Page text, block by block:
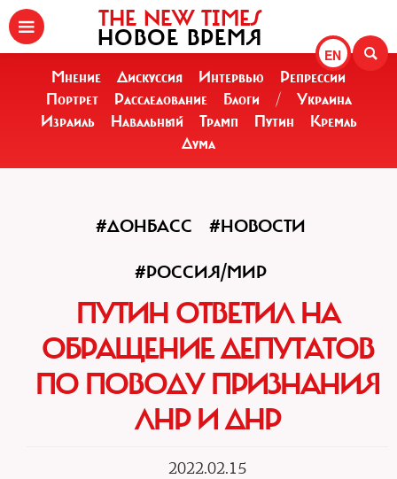
EN
THE NEW TIMES
НОВОЕ ВРЕМЯ
Мнение Дискуссия Интервью
Репрессии
Портрет
Расследование Блоги /
Украина
Израиль
Навальный Трамп Путин
Кремль
Дума
#ДОНБАСС #НОВОСТИ
#РОССИЯ/МИР
ПУТИН ОТВЕТИЛ НА
ОБРАЩЕНИЕ ДЕПУТАТОВ
ПО ПОВОДУ ПРИЗНАНИЯ
ЛНР И ДНР
2022.02.15